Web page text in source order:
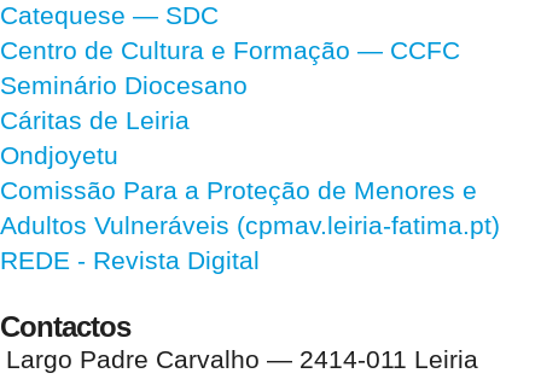
Catequese — SDC
Centro de Cultura e Formação — CCFC
Seminário Diocesano
Cáritas de Leiria
Ondjoyetu
Comissão Para a Proteção de Menores e
Adultos Vulneráveis (cpmav.leiria-fatima.pt)
REDE - Revista Digital
Contactos
Largo Padre Carvalho — 2414-011 Leiria